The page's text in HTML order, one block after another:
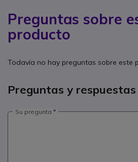
Preguntas sobre
producto
Todavía no hay preguntas sobre este
Preguntas y
Su pregunta